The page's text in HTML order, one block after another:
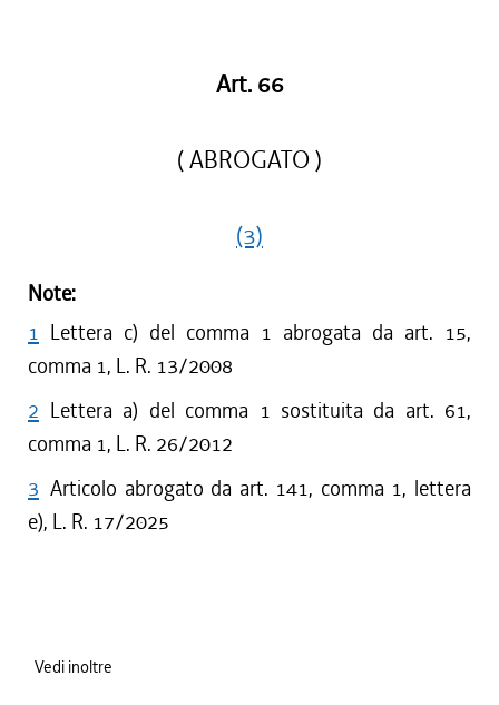
Art. 66
( ABROGATO )
(3)
Note:
1 Lettera c) del comma 1 abrogata da art. 15,
comma 1, L. R. 13/2008
2 Lettera a) del comma 1 sostituita da art. 61,
comma 1, L. R. 26/2012
3 Articolo abrogato da art. 141, comma 1, lettera
e), L. R. 17/2025
Vedi inoltre